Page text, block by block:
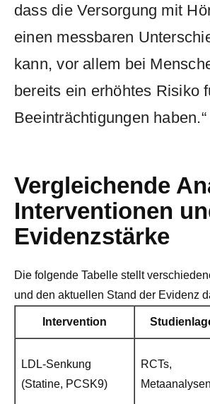
dass die Versorgung mit
einen messbaren
kann, vor allem bei
bereits ein erhöhtes Risiko
Beeinträchtigungen haben.
Vergleichende
Interventionen
Evidenzstärke
Die folgende Tabelle stellt
und den aktuellen Stand der Evidenz
Intervention
LDL-Senkung
(Statine, PCSK9)
RCTs,
Metaanalysen